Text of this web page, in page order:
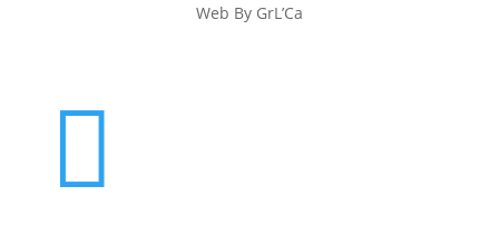
Web By GrL’Ca
